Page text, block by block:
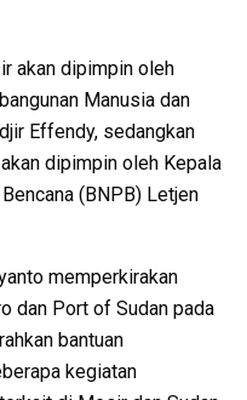
akan dipimpin oleh
Manusia dan
Effendy, sedangkan
dipimpin oleh Kepala
(BNPB) Letjen
memperkirakan
dan Port of Sudan pada
bantuan
kegiatan